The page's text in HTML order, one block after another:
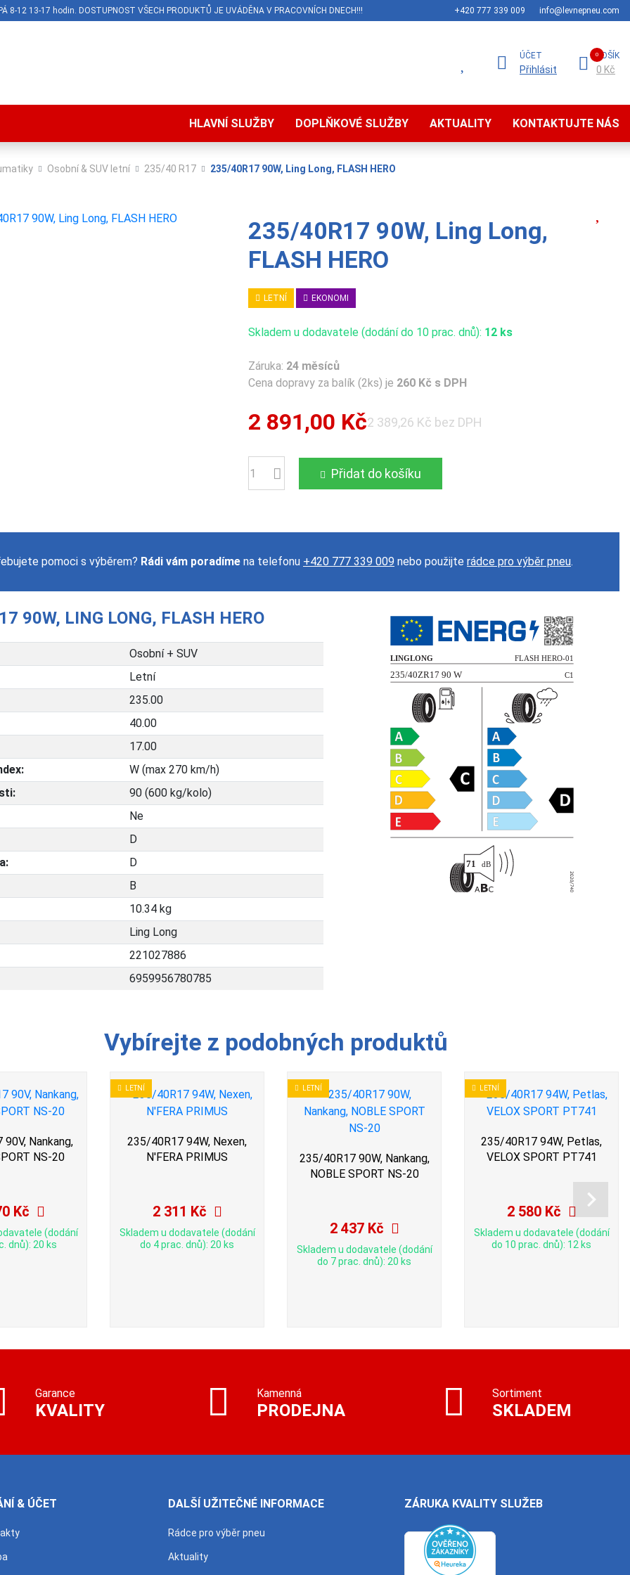
8-12 13-17 hodin. DOSTUPNOST VŠECH PRODUKTŮ JE UVÁDĚNA V PRACOVNÍCH DNECH!!! +420 777 339 009 info@levnepneu.com
ÚČET
Přihlásit
KOŠÍK
0 Kč
HLAVNÍ SLUŽBY DOPLŇKOVÉ SLUŽBY AKTUALITY KONTAKTUJTE NÁS
Osobní & SUV letní 235/40 R17 235/40R17 90W, Ling Long, FLASH HERO
235/40R17 90W, Ling Long,
FLASH HERO
LETNÍ EKONOMI
Skladem u dodavatele (dodání do 10 prac. dnů): 12 ks
Záruka: 24 měsíců
Cena dopravy za balík (2ks) je 260 Kč s DPH
2 891,00 Kč2 389,26 Kč bez DPH
Počet Přidat do košíku
pomoci s výběrem? Rádi vám poradíme na telefonu +420 777 339 009 nebo použijte rádce pro výběr pneu.
90W, LING LONG, FLASH HERO
Osobní + SUV
Letní
235.00
40.00
17.00
W (max 270 km/h)
90 (600 kg/kolo)
Ne
D
D
B
10.34 kg
Ling Long
221027886
6959956780785
Vybírejte z podobných produktů
Nankang,
NS-20
Kč
(dodání
dnů): 20 ks
LETNÍ
235/40R17 94W, Nexen,
N'FERA PRIMUS
2 311 Kč
Skladem u dodavatele (dodání
do 4 prac. dnů): 20 ks
LETNÍ
235/40R17 90W, Nankang,
NOBLE SPORT NS-20
2 437 Kč
Skladem u dodavatele (dodání
do 7 prac. dnů): 20 ks
LETNÍ
235/40R17 94W, Petlas,
VELOX SPORT PT741
2 580 Kč
Skladem u dodavatele (dodání
do 10 prac. dnů): 12 ks
Garance
KVALITY
Kamenná
PRODEJNA
Sortiment
SKLADEM
& ÚČET DALŠÍ UŽITEČNÉ INFORMACE
Rádce pro výběr pneu
Aktuality
ZÁRUKA KVALITY SLUŽEB